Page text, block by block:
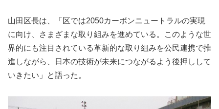
山田区長は、「区では2050カーボンニュートラルの実現
に向け、さまざまな取り組みを進めている。このような世
界的にも注目されている革新的な取り組みを公民連携で推
進しながら、日本の技術が未来につながるよう後押しして
いきたい」と語った。